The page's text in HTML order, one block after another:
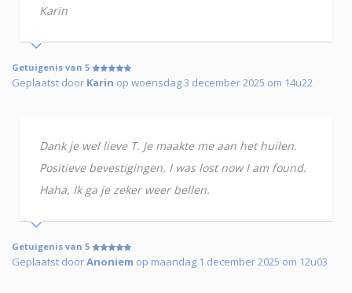
Karin
Getuigenis van 5
Geplaatst door Karin op woensdag 3 december 2025 om 14u22
Dank je wel lieve T. Je maakte me aan het huilen.
Positieve bevestigingen. I was lost now I am found.
Haha, Ik ga je zeker weer bellen.
Getuigenis van 5
Geplaatst doorAnoniem op maandag 1 december 2025 om 12u03